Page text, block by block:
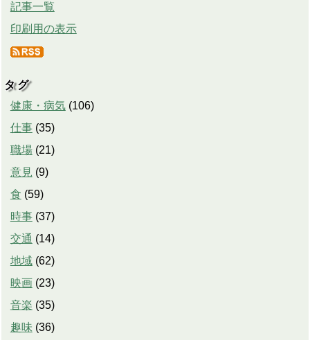
記事一覧
印刷用の表示
タグ
健康・病気 (106)
仕事 (35)
職場 (21)
意見 (9)
食 (59)
時事 (37)
交通 (14)
地域 (62)
映画 (23)
音楽 (35)
趣味 (36)